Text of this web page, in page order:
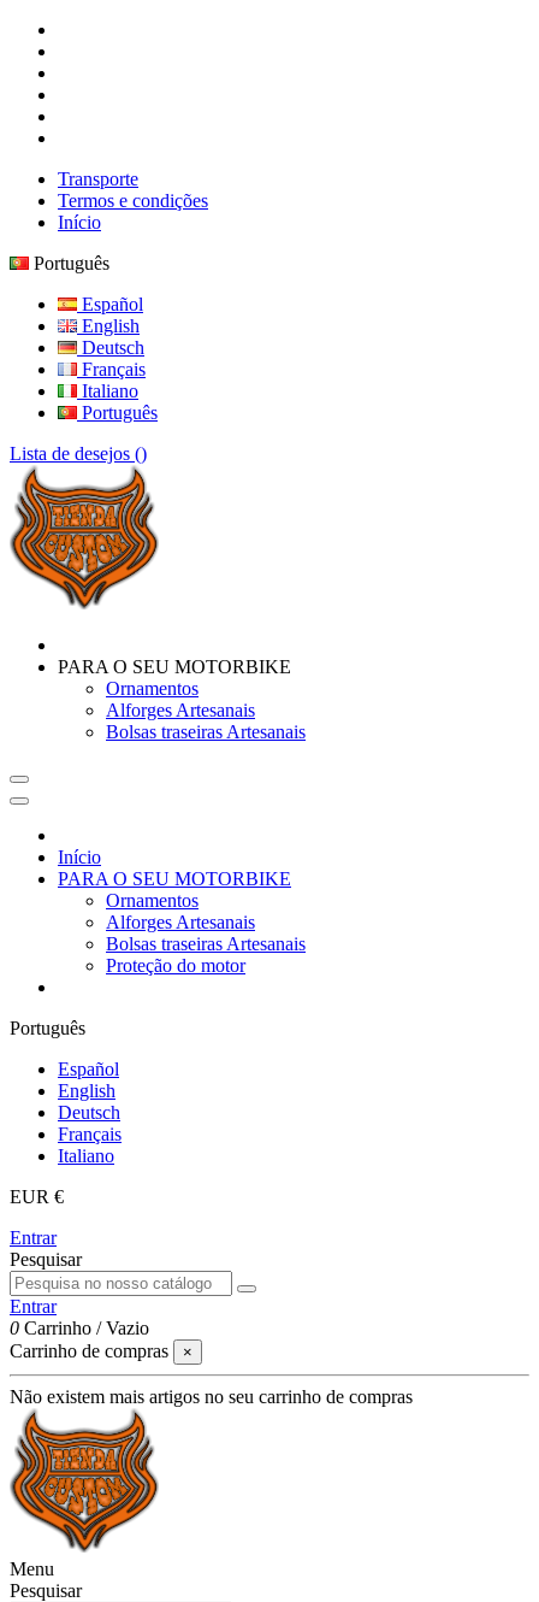
Transporte
Termos e condições
Início
Português
Español
English
Deutsch
Français
Italiano
Português
Lista de desejos ()
PARA O SEU MOTORBIKE
Ornamentos
Alforges Artesanais
Bolsas traseiras Artesanais
Início
PARA O SEU MOTORBIKE
Ornamentos
Alforges Artesanais
Bolsas traseiras Artesanais
Proteção do motor
Português
Español
English
Deutsch
Français
Italiano
EUR €
Entrar
Pesquisar
Entrar
0 Carrinho /Vazio
Carrinho de compras
×
Não existem mais artigos no seu carrinho de compras
Menu
Pesquisar